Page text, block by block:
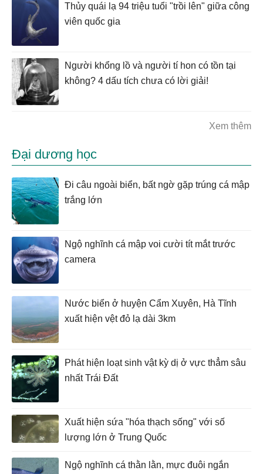
Thủy quái lạ 94 triệu tuổi "trồi lên" giữa công
viên quốc gia
Người khổng lồ và người tí hon có tồn tại
không? 4 dấu tích chưa có lời giải!
Xem thêm
Đại dương học
Đi câu ngoài biển, bất ngờ gặp trúng cá mập
trắng lớn
Ngộ nghĩnh cá mập voi cười tít mắt trước
camera
Nước biển ở huyện Cẩm Xuyên, Hà Tĩnh
xuất hiện vệt đỏ lạ dài 3km
Phát hiện loạt sinh vật kỳ dị ở vực thẳm sâu
nhất Trái Đất
Xuất hiện sứa "hóa thạch sống" với số
lượng lớn ở Trung Quốc
Ngộ nghĩnh cá thằn lằn, mực đuôi ngắn